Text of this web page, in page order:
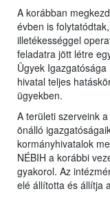
A korábban
évben is
illetékességgel
feladatra jött létre
Ügyek
hivatal teljes
ügyekben.
A területi szerveink
önálló
kormányhivatalok
NÉBIH a korábbi
gyakorol. Az
elé állította és állítja